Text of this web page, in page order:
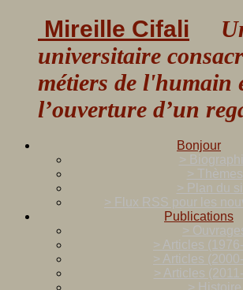
Mireille Cifali
universitaire
métiers de l'humain
l’ouverture d’un
Bonjour
>
> Thèmes
> Plan du
> Flux RSS pour les
Publications
>
> Articles
> Articles
> Articles